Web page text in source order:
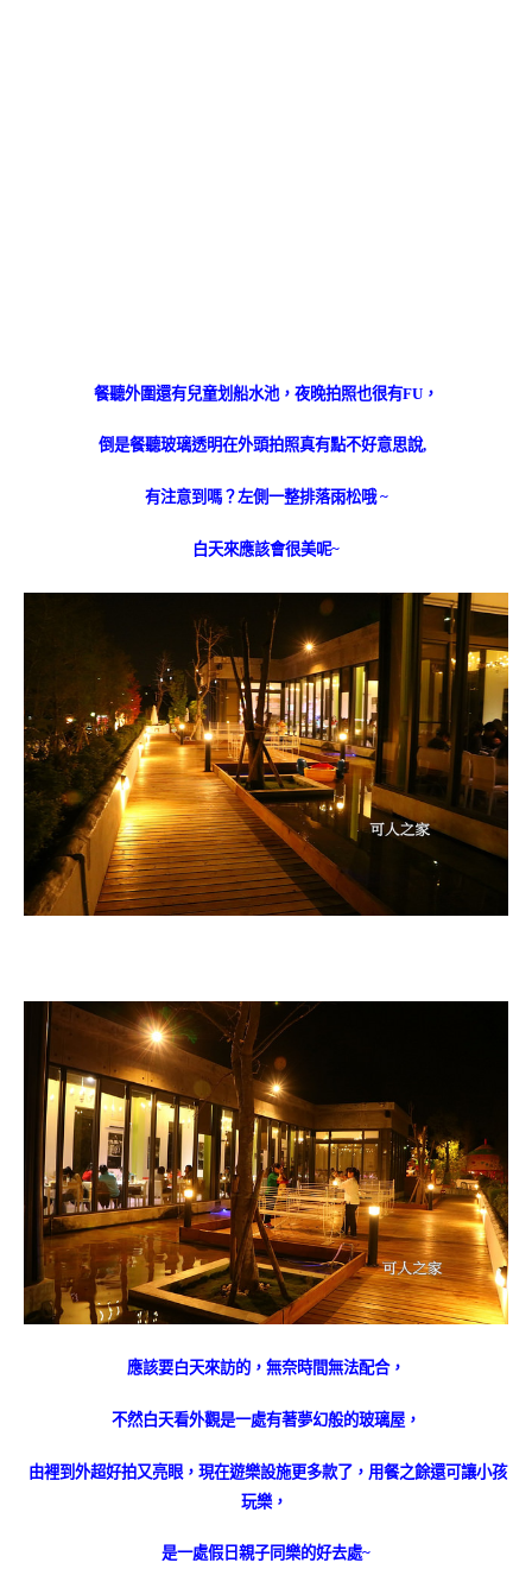
餐聽外圍還有兒童划船水池，夜晚拍照也很有FU，
倒是餐聽玻璃透明在外頭拍照真有點不好意思說,
有注意到嗎？左側一整排落雨松哦 ~
白天來應該會很美呢~
應該要白天來訪的，無奈時間無法配合，
不然白天看外觀是一處有著夢幻般的玻璃屋，
由裡到外超好拍又亮眼，現在遊樂設施更多款了，用餐之餘還可讓小孩
玩樂，
是一處假日親子同樂的好去處~